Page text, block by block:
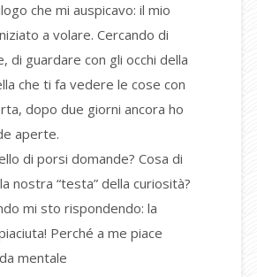
che mi auspicavo: il mio
a volare. Cercando di
di guardare con gli occhi della
che ti fa vedere le cose con
dopo due giorni ancora ho
aperte.
di porsi domande? Cosa di
nostra “testa” della curiosità?
mi sto rispondendo: la
Perché a me piace
mentale